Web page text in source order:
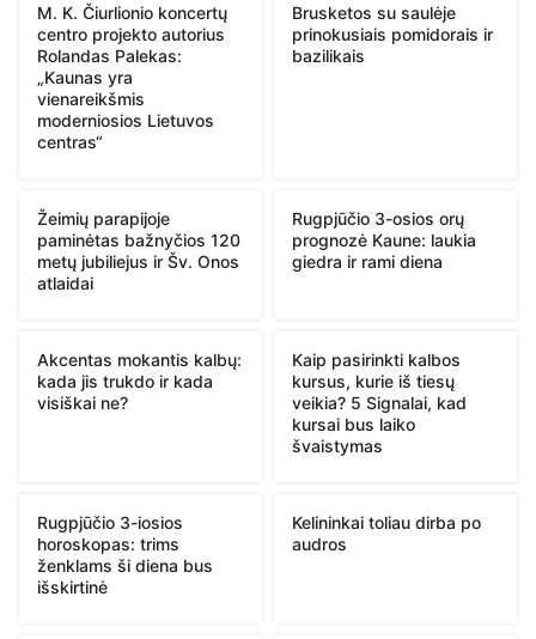
M. K. Čiurlionio koncertų
centro projekto autorius
Rolandas Palekas:
„Kaunas yra
vienareikšmis
moderniosios Lietuvos
centras“
Brusketos su saulėje
prinokusiais pomidorais ir
bazilikais
Žeimių parapijoje
paminėtas bažnyčios 120
metų jubiliejus ir Šv. Onos
atlaidai
Rugpjūčio 3-osios orų
prognozė Kaune: laukia
giedra ir rami diena
Akcentas mokantis kalbų:
kada jis trukdo ir kada
visiškai ne?
Kaip pasirinkti kalbos
kursus, kurie iš tiesų
veikia? 5 Signalai, kad
kursai bus laiko
švaistymas
Rugpjūčio 3-iosios
horoskopas: trims
ženklams ši diena bus
išskirtinė
Kelininkai toliau dirba po
audros